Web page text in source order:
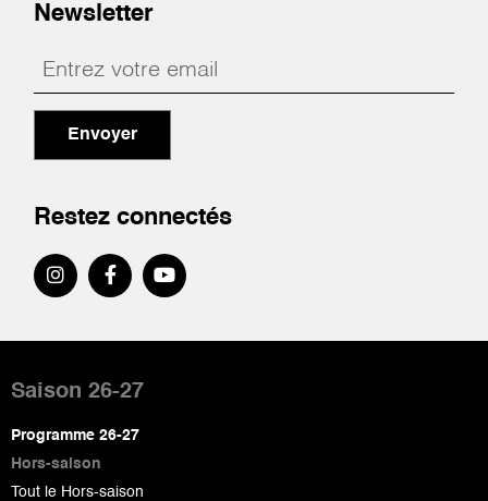
Newsletter
Envoyer
Restez connectés
de
page
Saison 26-27
Programme 26-27
Hors-saison
Tout le Hors-saison